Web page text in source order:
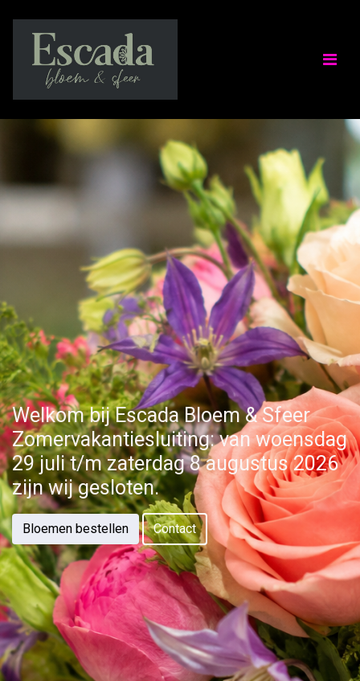
Welkom bij Escada Bloem & Sfeer
Zomervakantiesluiting: van woensdag
29 juli t/m zaterdag 8 augustus 2026
zijn wij gesloten.
Bloemen bestellen Contact